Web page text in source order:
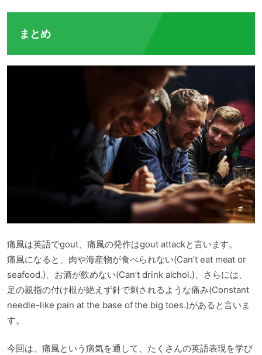
まとめ
痛風は英語でgout、痛風の発作はgout attackと言います。
痛風になると、肉や海産物が食べられない(Can’t eat meat or
seafood.)、お酒が飲めない(Can’t drink alchol.)、さらには、
足の親指の付け根が絶えず針で刺されるような痛み(Constant
needle-like pain at the base of the big toes.)があると言いま
す。
今回は、痛風という病気を通して、たくさんの英語表現を学び